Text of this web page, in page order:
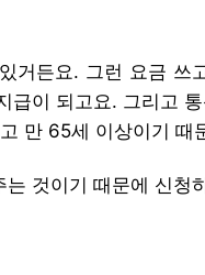
거든요. 그런 요금
급이 되고요. 그리고
만 65세 이상이기 때
는 것이기 때문에 신청